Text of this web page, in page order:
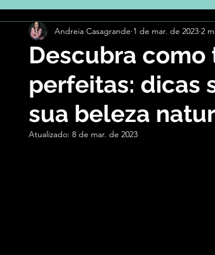
Congresso Produtos de Beleza Tecnologia
Descubra
perfeitas: dicas
sua beleza
Andreia Casagrande 1 de mar. de 2023 2
Atualizado: 8 de mar. de 2023